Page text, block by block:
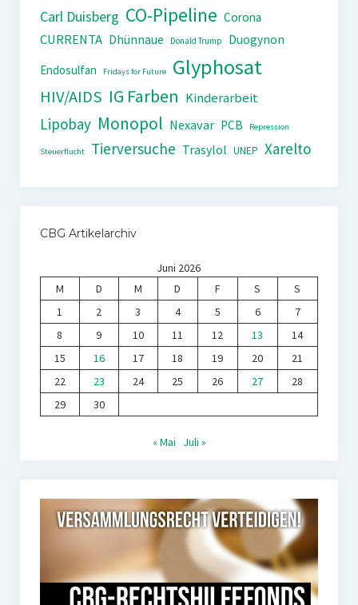
Carl Duisberg CO-Pipeline Corona
CURRENTA Dhünnaue Donald Trump
Duogynon
Endosulfan
Fridays for Future Glyphosat
HIV/AIDS IG Farben Kinderarbeit
Lipobay Monopol Nexavar PCB Repression
Steuerflucht Tierversuche Trasylol UNEP Xarelto
CBG Artikelarchiv
Juni 2026
M
D M D F S
S
1
2 3 4 5 6
7
8
9 10 11 12 13
14
15
16 17 18 19 20
21
22
23 24 25 26 27
28
29
30
« Mai Juli »